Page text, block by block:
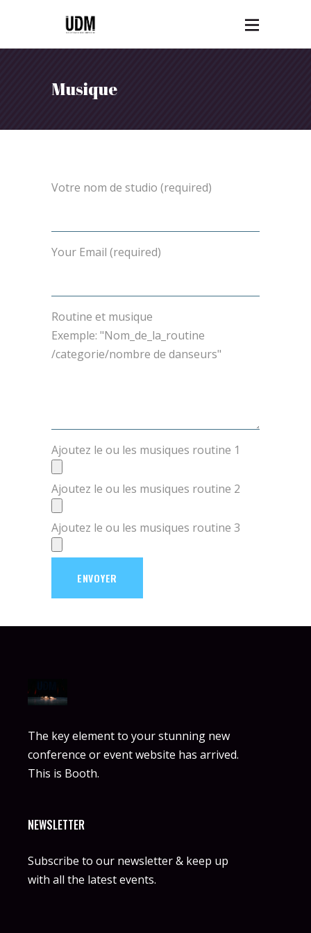
Musique
Votre nom de studio (required)
Your Email (required)
Routine et musique
Exemple: "Nom_de_la_routine
/categorie/nombre de danseurs"
Ajoutez le ou les musiques routine 1
Ajoutez le ou les musiques routine 2
Ajoutez le ou les musiques routine 3
ENVOYER
The key element to your stunning new
conference or event website has arrived.
This is Booth.
NEWSLETTER
Subscribe to our newsletter & keep up
with all the latest events.